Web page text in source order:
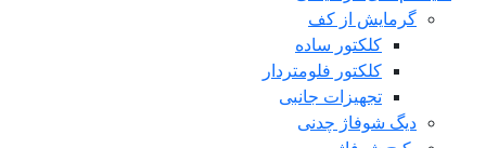
گرمایش از کف
کلکتور ساده
کلکتور فلومتردار
تجهیزات جانبی
دیگ شوفاژ چدنی